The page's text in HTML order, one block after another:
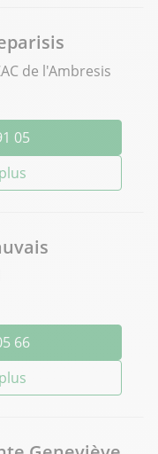
de l'Ambresis
05
66